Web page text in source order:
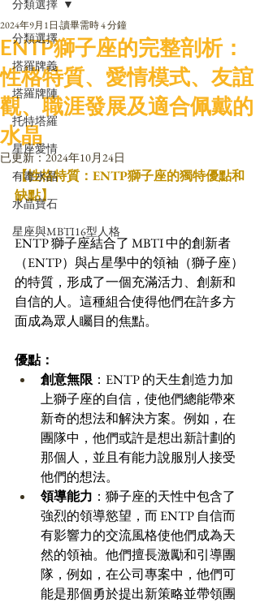
分類選擇
塔羅牌義
塔羅牌陣
托特塔羅
星座愛情
有毒水晶
水晶寶石
星座與MBTI16型人格
分類選擇
ENTP獅子座的完整剖析：
性格特質、愛情模式、友誼
觀、職涯發展及適合佩戴的
水晶
2024年9月1日 讀畢需時 4 分鐘
已更新：2024年10月24日
【性格特質：ENTP獅子座的獨特優點和
缺點】
ENTP 獅子座結合了 MBTI 中的創新者
（ENTP）與占星學中的領袖（獅子座）
的特質，形成了一個充滿活力、創新和
自信的人。這種組合使得他們在許多方
面成為眾人矚目的焦點。
優點：
創意無限 ：ENTP 的天生創造力加
上獅子座的自信，使他們總能帶來
新奇的想法和解決方案。例如，在
團隊中，他們或許是想出新計劃的
那個人，並且有能力說服別人接受
他們的想法。
領導能力 ：獅子座的天性中包含了
強烈的領導慾望，而 ENTP 自信而
有影響力的交流風格使他們成為天
然的領袖。他們擅長激勵和引導團
隊，例如，在公司專案中，他們可
能是那個勇於提出新策略並帶領團